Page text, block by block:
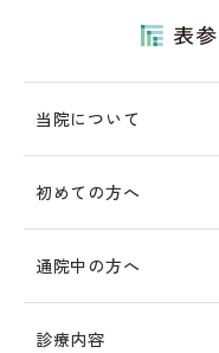
当院について
初めての方へ
通院中の方へ
診療内容